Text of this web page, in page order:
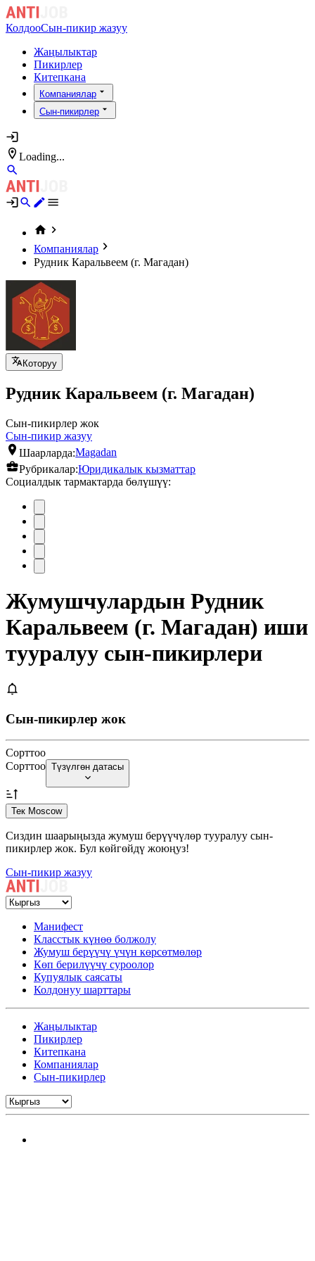
КолдооСын-пикир жазуу
Жаңылыктар
Пикирлер
Китепкана
Компаниялар
Сын-пикирлер
Loading...
Компаниялар
Рудник Каральвеем (г. Магадан)
Которуу
Рудник Каральвеем (г. Магадан)
Сын-пикирлер жок
Сын-пикир жазуу
Шаарларда:Magadan
Рубрикалар:Юридикалык кызматтар
Социалдык тармактарда бөлүшүү:
Жумушчулардын Рудник
Каральвеем (г. Магадан) иши
тууралуу сын-пикирлери
Сын-пикирлер жок
Сорттоо
Сорттоо Түзүлгөн датасы
Тек Moscow
Сиздин шаарыңызда жумуш берүүчүлөр тууралуу сын-
пикирлер жок. Бул көйгөйдү жоюңуз!
Сын-пикир жазуу
Манифест
Класстык күнөө болжолу
Жумуш берүүчү үчүн көрсөтмөлөр
Көп берилүүчү суроолор
Купуялык саясаты
Колдонуу шарттары
Жаңылыктар
Пикирлер
Китепкана
Компаниялар
Сын-пикирлер